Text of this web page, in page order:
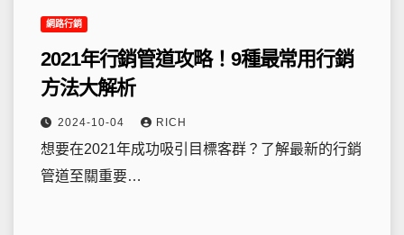
網路行銷
2021年行銷管道攻略！9種最常用行銷
方法大解析
2024-10-04 RICH
想要在2021年成功吸引目標客群？了解最新的行銷
管道至關重要…